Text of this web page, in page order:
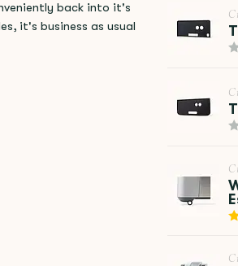
back into it's
it's business as usual